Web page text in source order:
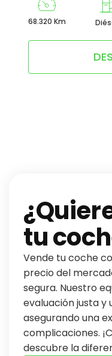
68.320 Km
tu
Vende tu coche
precio del
segura. Nuestro
evaluación justa y
asegurando una
complicaciones.
descubre la